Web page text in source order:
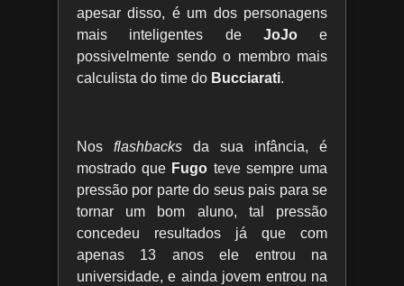
apesar disso, é um dos personagens
mais inteligentes deJoJoe
possivelmente sendo o membro mais
calculista do time do Bucciarati.
Nos flashbacks da sua infância, é
mostrado que Fugo teve sempre uma
pressão por parte do seus pais para se
tornar um bom aluno, tal pressão
concedeu resultados já que com
apenas 13 anos ele entrou na
universidade, e ainda jovem entrou na